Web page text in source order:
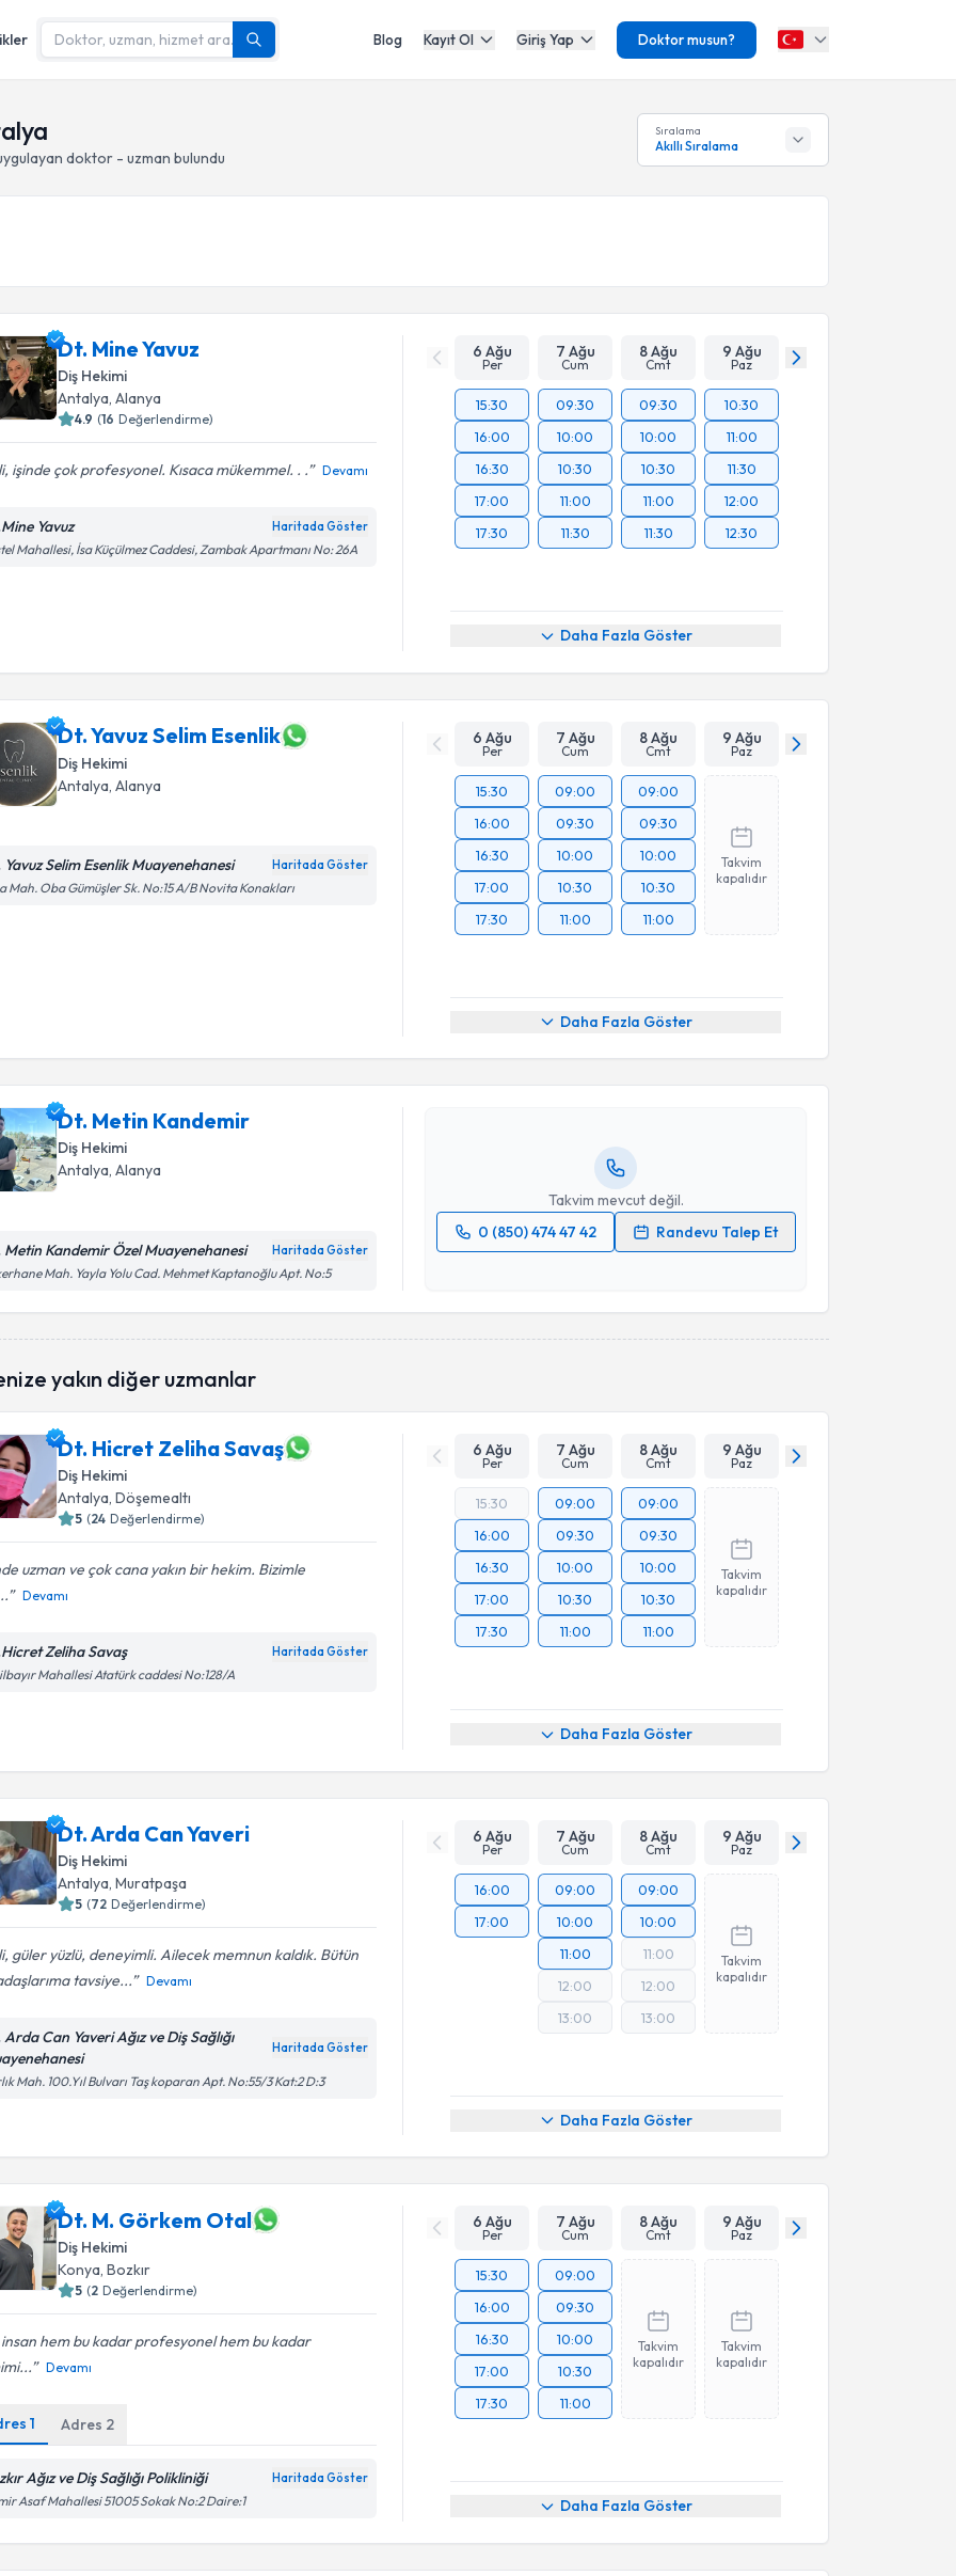
Blog Kayıt Ol Giriş Yap Doktor musun?
doktor - uzman bulundu
Sıralama
Akıllı Sıralama
Dt. Mine Yavuz
Diş Hekimi
Antalya, Alanya
4.9 (16 Değerlendirme)
işinde çok profesyonel. Kısaca mükemmel. . . Devamı
Yavuz Haritada Göster
Mahallesi, İsa Küçülmez Caddesi, Zambak Apartmanı No: 26A
6 Ağu
Per
7 Ağu
Cum
8 Ağu
Cmt
9 Ağu
Paz
15:30
16:00
16:30
17:00
17:30
09:30
10:00
10:30
11:00
11:30
09:30
10:00
10:30
11:00
11:30
10:30
11:00
11:30
12:00
12:30
Daha Fazla Göster
Dt. Yavuz Selim Esenlik
Diş Hekimi
Antalya , Alanya
Yavuz Selim Esenlik Muayenehanesi Haritada Göster
Mah. Oba Gümüşler Sk. No:15 A/B Novita Konakları
6 Ağu
Per
7 Ağu
Cum
8 Ağu
Cmt
9 Ağu
Paz
15:30
16:00
16:30
17:00
17:30
09:00
09:30
10:00
10:30
11:00
09:00
09:30
10:00
10:30
11:00
Takvim
kapalıdır
Daha Fazla Göster
Dt. Metin Kandemir
Diş Hekimi
Antalya, Alanya
Metin Kandemir Özel Muayenehanesi Haritada Göster
Mah. Yayla Yolu Cad. Mehmet Kaptanoğlu Apt. No:5
Takvim mevcut değil.
0 (850) 474 47 42
Randevu Talep Et
Randevu Takvimi Talebi
işlenmesini kabul ediyorum.
yakın diğer uzmanlar
Dt. Hicret Zeliha Savaş
Diş Hekimi
Antalya, Döşemealtı
5 (24 Değerlendirme)
uzman ve çok cana yakın bir hekim. Bizimle
Devamı
Zeliha Savaş Haritada Göster
Mahallesi Atatürk caddesi No:128/A
6 Ağu
Per
7 Ağu
Cum
8 Ağu
Cmt
9 Ağu
Paz
15:30
16:00
16:30
17:00
17:30
09:00
09:30
10:00
10:30
11:00
09:00
09:30
10:00
10:30
11:00
Takvim
kapalıdır
Daha Fazla Göster
Dt. Arda Can Yaveri
Diş Hekimi
Antalya , Muratpaşa
5 (72 Değerlendirme)
güler yüzlü, deneyimli. Ailecek memnun kaldık. Bütün
tavsiye...
Devamı
Can Yaveri Ağız ve Diş Sağlığı
Haritada Göster
Mah. 100.Yıl Bulvarı Taş koparan Apt. No:55/3 Kat:2 D:3
6 Ağu
Per
7 Ağu
Cum
8 Ağu
Cmt
9 Ağu
Paz
16:00
17:00
09:00
10:00
11:00
12:00
13:00
09:00
10:00
11:00
12:00
13:00
Takvim
kapalıdır
Daha Fazla Göster
Dt. M. Görkem Otal
Diş Hekimi
Konya, Bozkır
5 (2 Değerlendirme)
hem bu kadar profesyonel hem bu kadar
Devamı
1 Adres 2
Ağız ve Diş Sağlığı Polikliniği Haritada Göster
Asaf Mahallesi 51005 Sokak No:2 Daire:1
6 Ağu
Per
7 Ağu
Cum
8 Ağu
Cmt
9 Ağu
Paz
15:30
16:00
16:30
17:00
17:30
09:00
09:30
10:00
10:30
11:00
Takvim
kapalıdır
Takvim
kapalıdır
Daha Fazla Göster